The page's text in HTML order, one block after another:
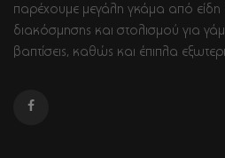
παρέχουμε μεγάλη γκάμα από
διακόσμησης και στολισμού για
βαπτίσεις, καθώς και έπιπλα